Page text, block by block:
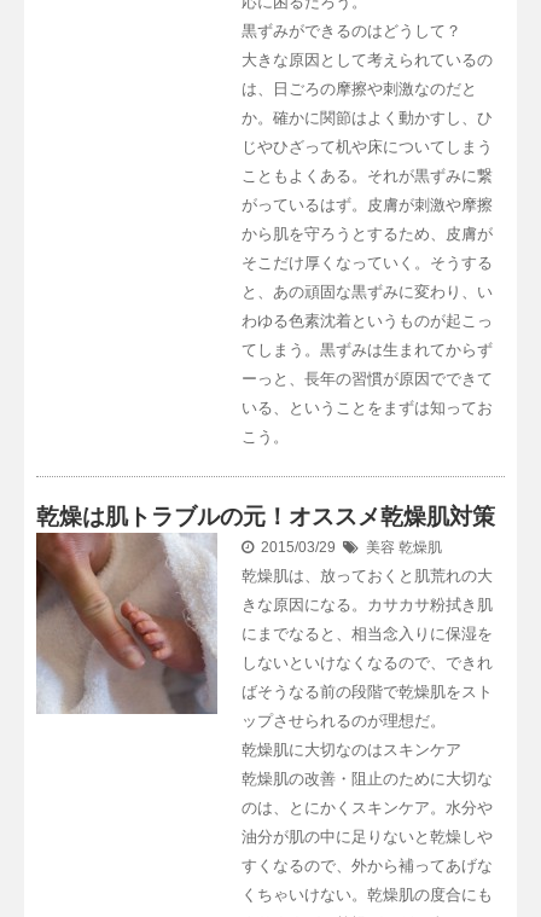
黒ずみができるのはどうして？
大きな原因として考えられているの
は、日ごろの摩擦や刺激なのだと
か。確かに関節はよく動かすし、ひ
じやひざって机や床についてしまう
こともよくある。それが黒ずみに繋
がっているはず。皮膚が刺激や摩擦
から肌を守ろうとするため、皮膚が
そこだけ厚くなっていく。そうする
と、あの頑固な黒ずみに変わり、い
わゆる色素沈着というものが起こっ
てしまう。黒ずみは生まれてからず
ーっと、長年の習慣が原因でできて
いる、ということをまずは知ってお
こう。
乾燥は肌トラブルの元！オススメ乾燥肌対策
2015/03/29 美容 乾燥肌
乾燥肌は、放っておくと肌荒れの大
きな原因になる。カサカサ粉拭き肌
にまでなると、相当念入りに保湿を
しないといけなくなるので、できれ
ばそうなる前の段階で乾燥肌をスト
ップさせられるのが理想だ。
乾燥肌に大切なのはスキンケア
乾燥肌の改善・阻止のために大切な
のは、とにかくスキンケア。水分や
油分が肌の中に足りないと乾燥しや
すくなるので、外から補ってあげな
くちゃいけない。乾燥肌の度合にも